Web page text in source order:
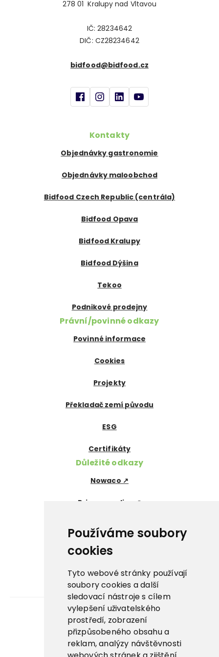
Používáme soubory
cookies
Tyto webové stránky používají
soubory cookies a další
sledovací nástroje s cílem
vylepšení uživatelského
prostředí, zobrazení
přizpůsobeného obsahu a
reklam, analýzy návštěvnosti
278 01 Kralupy nad Vltavou
IČ: 28234642
DIČ: CZ28234642
bidfood@bidfood.cz
Kontakty
Objednávky gastronomie
Objednávky maloobchod
Bidfood Czech Republic (centrála)
Bidfood Opava
Bidfood Kralupy
Bidfood Dýšina
Tekoo
Podnikové prodejny
Právní/povinné odkazy
Povinné informace
Cookies
Projekty
Překladač zemí původu
ESG
Certifikáty
Důležité odkazy
Nowaco ↗
Prima zmrzlina ↗
Pegas Premium ↗
La Panna ↗
Nowaco market ↗
Banquet sous-vide ↗
Kariéra
Aplikace